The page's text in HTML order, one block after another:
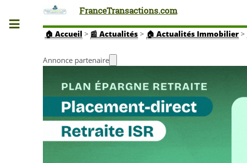
FranceTransactions.com
🏠 Accueil > 📰 Actualités > 🏠 Actualités Immobilier>
Annonce partenaire
Toggle